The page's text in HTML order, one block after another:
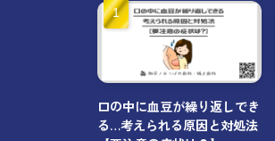
口の中に血豆が繰り返しでき
る…考えられる原因と対処法